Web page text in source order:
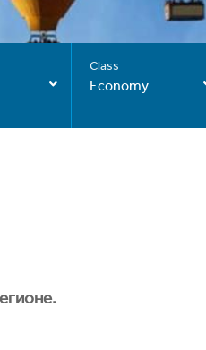
Class
Economy